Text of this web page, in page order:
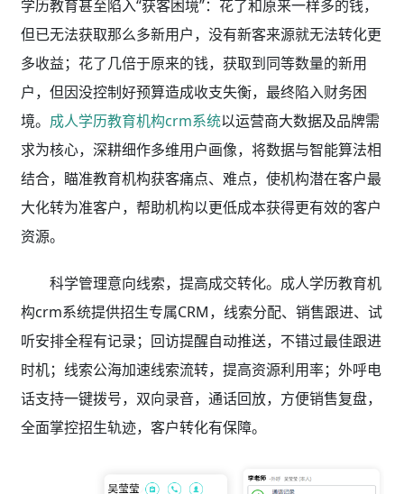
学历教育甚至陷入“获客困境”：花了和原来一样多的钱，
但已无法获取那么多新用户，没有新客来源就无法转化更
多收益；花了几倍于原来的钱，获取到同等数量的新用
户，但因没控制好预算造成收支失衡，最终陷入财务困
境。 成人学历教育机构crm系统以运营商大数据及品牌需
求为核心，深耕细作多维用户画像，将数据与智能算法相
结合，瞄准教育机构获客痛点、难点，使机构潜在客户最
大化转为准客户，帮助机构以更低成本获得更有效的客户
资源。
科学管理意向线索，提高成交转化。成人学历教育机
构crm系统提供招生专属CRM，线索分配、销售跟进、试
听安排全程有记录；回访提醒自动推送，不错过最佳跟进
时机；线索公海加速线索流转，提高资源利用率；外呼电
话支持一键拨号，双向录音，通话回放，方便销售复盘，
全面掌控招生轨迹，客户转化有保障。